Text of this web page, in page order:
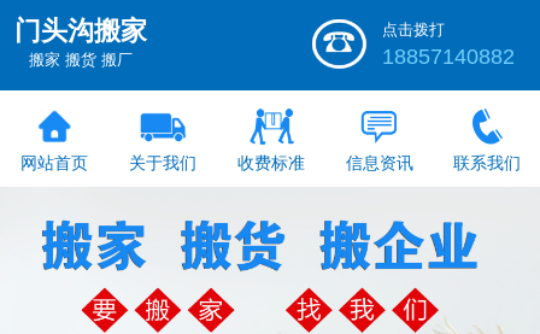
门头沟搬家
搬家 搬货 搬厂
点击拨打
18857140882
网站首页 关于我们 收费标准 信息资讯 联系我们